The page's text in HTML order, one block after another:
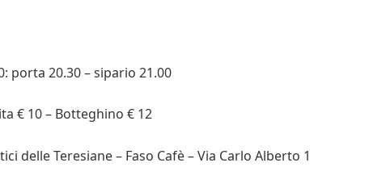
porta 20.30 – sipario 21.00
€ 10 – Botteghino € 12
delle Teresiane – Faso Cafè – Via Carlo Alberto 1